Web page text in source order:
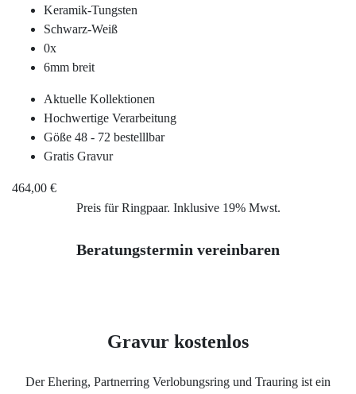
Keramik-Tungsten
Schwarz-Weiß
0x
6mm breit
Aktuelle Kollektionen
Hochwertige Verarbeitung
Göße 48 - 72 bestelllbar
Gratis Gravur
464,00 €
Preis für Ringpaar. Inklusive 19% Mwst.
Beratungstermin vereinbaren
Gravur kostenlos
Der Ehering, Partnerring Verlobungsring und Trauring ist ein
Angebot des Monats
Service